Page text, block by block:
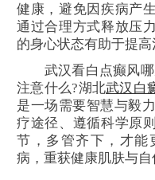
健康，避免因疾病产
通过合理方式释放压
的身心状态有助于提高
武汉看白点癫风哪
注意什么?湖北武汉白
是一场需要智慧与毅
疗途径、遵循科学原
节，多管齐下，才能
病，重获健康肌肤与自